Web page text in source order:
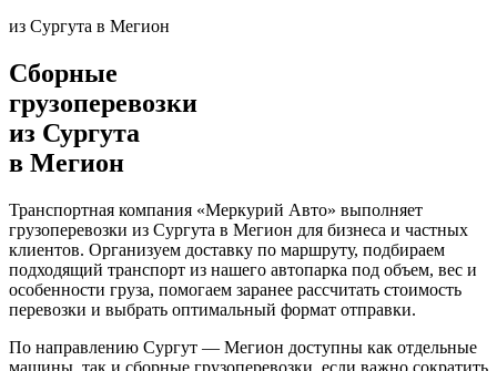
из Сургута в Мегион
Сборные
грузоперевозки
из Сургута
в Мегион
Транспортная компания «Меркурий Авто» выполняет
грузоперевозки из Сургута в Мегион для бизнеса и частных
клиентов. Организуем доставку по маршруту, подбираем
подходящий транспорт из нашего автопарка под объем, вес и
особенности груза, помогаем заранее рассчитать стоимость
перевозки и выбрать оптимальный формат отправки.
По направлению Сургут — Мегион доступны как отдельные
машины, так и сборные грузоперевозки, если важно сократить